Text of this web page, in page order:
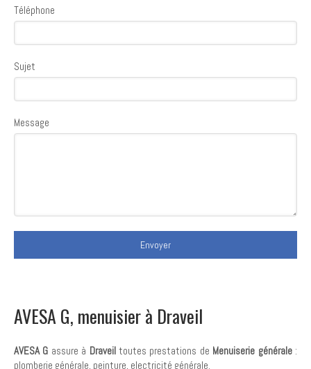
Téléphone
Sujet
Message
Envoyer
AVESA G, menuisier à Draveil
AVESA G assure à Draveiltoutes prestations de Menuiserie générale:
plomberie générale peinture electricité générale